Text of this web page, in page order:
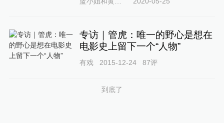
专访｜管虎：唯一的野心是想在
电影史上留下一个“人物”
有戏 2015-12-24 87评
到底了